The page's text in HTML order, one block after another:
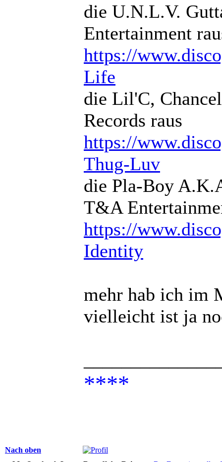
die U.N.L.V.
Entertainment
https://
Life
die Lil'C,
Records raus
https://
Thug-Luv
die Pla-Boy
T&A
https://
Identity
mehr hab ich im
vielleicht ist ja
****
Nach oben